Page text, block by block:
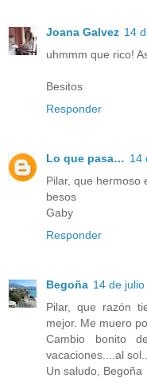
Joana Galvez 14
uhmmm que rico!
Besitos
Responder
Lo que pasa… 14
Pilar, que hermoso
besos
Gaby
Responder
Begoña 14 de
Pilar, que razón
mejor. Me muero
Cambio bonito
vacaciones....al
Un saludo, Begoña